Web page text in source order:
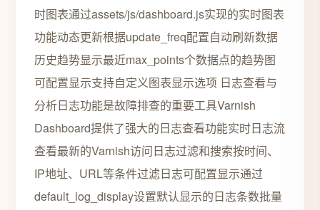
时图表通过assets/js/dashboard.js实现的实时图表
功能动态更新根据update_freq配置自动刷新数据
历史趋势显示最近max_points个数据点的趋势图
可配置显示支持自定义图表显示选项 日志查看与
分析日志功能是故障排查的重要工具Varnish
Dashboard提供了强大的日志查看功能实时日志流
查看最新的Varnish访问日志过滤和搜索按时间、
IP地址、URL等条件过滤日志可配置显示通过
default_log_display设置默认显示的日志条数批量